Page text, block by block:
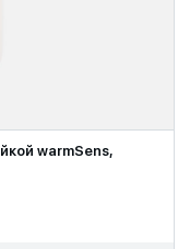
warmSens,